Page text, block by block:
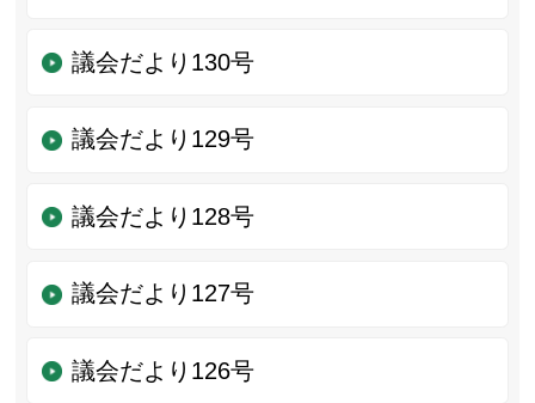
議会だより130号
議会だより129号
議会だより128号
議会だより127号
議会だより126号